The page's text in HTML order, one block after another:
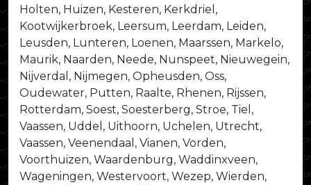
Holten, Huizen, Kesteren, Kerkdriel,
Kootwijkerbroek, Leersum, Leerdam, Leiden,
Leusden, Lunteren, Loenen, Maarssen, Markelo,
Maurik, Naarden, Neede, Nunspeet, Nieuwegein,
Nijverdal, Nijmegen, Opheusden, Oss,
Oudewater, Putten, Raalte, Rhenen, Rijssen,
Rotterdam, Soest, Soesterberg, Stroe, Tiel,
Vaassen, Uddel, Uithoorn, Uchelen, Utrecht,
Vaassen, Veenendaal, Vianen, Vorden,
Voorthuizen, Waardenburg, Waddinxveen,
Wageningen, Westervoort, Wezep, Wierden,